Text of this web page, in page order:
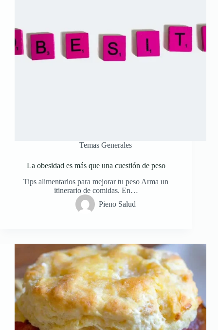
Temas Generales
La obesidad es más que una cuestión de peso
Tips alimentarios para mejorar tu peso Arma un
itinerario de comidas. En…
Pieno Salud